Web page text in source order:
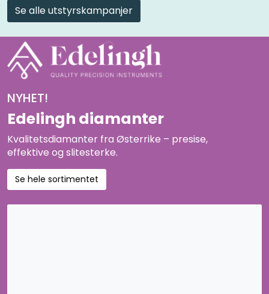
Se alle utstyrskampanjer
NYHET!
Edelingh diamanter
Kvalitetsdiamanter fra Østerrike – presise,
effektive og slitesterke.
Se hele sortimentet